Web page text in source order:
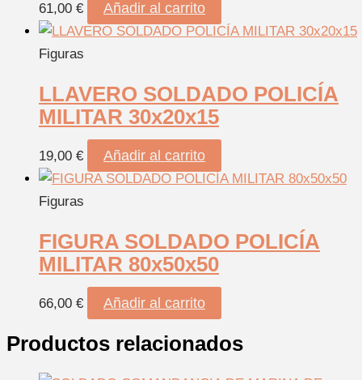
61,00 € Añadir al carrito
Figuras
LLAVERO SOLDADO POLICÍA
MILITAR 30x20x15
19,00 € Añadir al carrito
Figuras
FIGURA SOLDADO POLICÍA
MILITAR 80x50x50
66,00 € Añadir al carrito
Productos relacionados